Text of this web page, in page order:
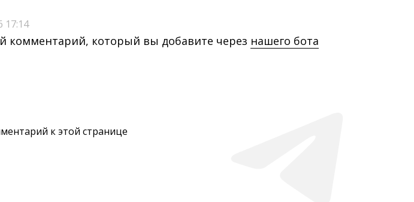
17:14
комментарий, который вы добавите через нашего бота
к этой странице